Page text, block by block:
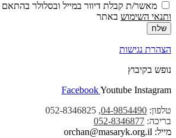
מאשר/ת קבלת דיוור במייל ובסלולר בהתאם
ותנאי השימוש באתר
שלח
הצהרת נגישות
נופש בקיבוץ
FacebookYoutube Instagram
טלפון: 04-9854490
, 052-8346825
בריכה: 052-8346877
מייל: orchan@masaryk.org.il